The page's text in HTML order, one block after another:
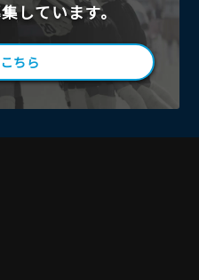
しています。
ちら